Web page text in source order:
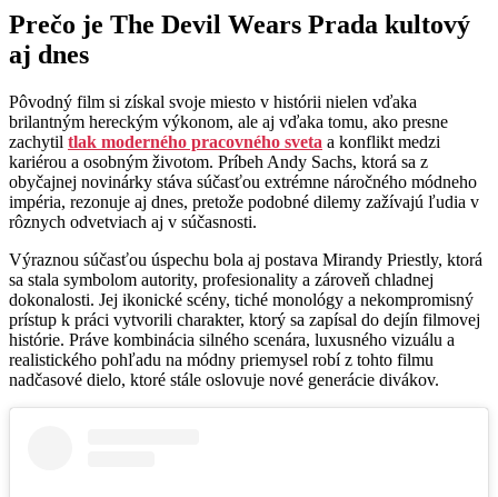
Prečo je The Devil Wears Prada kultový
aj dnes
Pôvodný film si získal svoje miesto v histórii nielen vďaka
brilantným hereckým výkonom, ale aj vďaka tomu, ako presne
zachytil tlak moderného pracovného sveta a konflikt medzi
kariérou a osobným životom. Príbeh Andy Sachs, ktorá sa z
obyčajnej novinárky stáva súčasťou extrémne náročného módneho
impéria, rezonuje aj dnes, pretože podobné dilemy zažívajú ľudia v
rôznych odvetviach aj v súčasnosti.
Výraznou súčasťou úspechu bola aj postava Mirandy Priestly, ktorá
sa stala symbolom autority, profesionality a zároveň chladnej
dokonalosti. Jej ikonické scény, tiché monológy a nekompromisný
prístup k práci vytvorili charakter, ktorý sa zapísal do dejín filmovej
histórie. Práve kombinácia silného scenára, luxusného vizuálu a
realistického pohľadu na módny priemysel robí z tohto filmu
nadčasové dielo, ktoré stále oslovuje nové generácie divákov.